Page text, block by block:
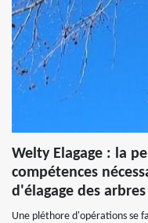
Welty Elagage : la
compétences
d'élagage des
Une pléthore d'opérations se